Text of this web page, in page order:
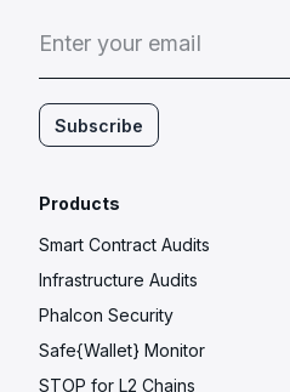
Enter your email
Subscribe
Products
Smart Contract Audits
Infrastructure Audits
Phalcon Security
Safe{Wallet} Monitor
STOP for L2 Chains